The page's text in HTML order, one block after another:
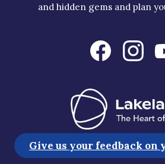
and hidden gems and plan
Tourist
Give us your feedback on